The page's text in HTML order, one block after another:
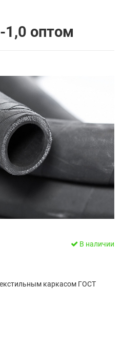
1,0 оптом
В наличии
каркасом ГОСТ